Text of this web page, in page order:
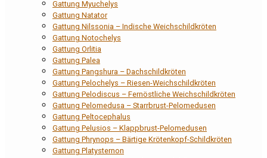
Gattung Myuchelys
Gattung Natator
Gattung Nilssonia – Indische Weichschildkröten
Gattung Notochelys
Gattung Orlitia
Gattung Palea
Gattung Pangshura – Dachschildkröten
Gattung Pelochelys – Riesen-Weichschildkröten
Gattung Pelodiscus – Fernöstliche Weichschildkröten
Gattung Pelomedusa – Starrbrust-Pelomedusen
Gattung Peltocephalus
Gattung Pelusios – Klappbrust-Pelomedusen
Gattung Phrynops – Bärtige Krötenkopf-Schildkröten
Gattung Platysternon